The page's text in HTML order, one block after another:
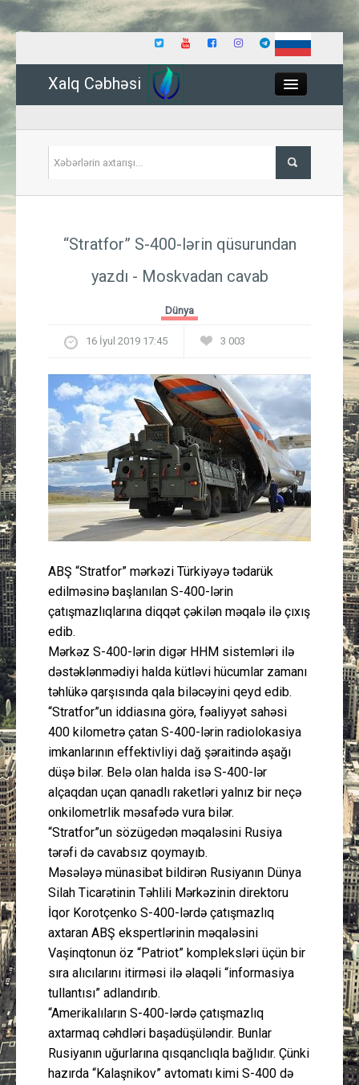
Xalq Cəbhəsi
İqtisadiyyat
Güney Azərbaycan
Mədəniyyət
Müsahibə
İdman
Layihə
Peşə etikası
Əlaqə
“Stratfor” S-400-lərin qüsurundan
yazdı - Moskvadan cavab
Dünya
16 İyul 2019 17:45 3 003
ABŞ “Stratfor” mərkəzi Türkiyəyə tədarük
edilməsinə başlanılan S-400-lərin
çatışmazlıqlarına diqqət çəkilən məqalə ilə çıxış
edib.
Mərkəz S-400-lərin digər HHM sistemləri ilə
dəstəklənmədiyi halda kütləvi hücumlar zamanı
təhlükə qarşısında qala biləcəyini qeyd edib.
“Stratfor”un iddiasına görə, fəaliyyət sahəsi
400 kilometrə çatan S-400-lərin radiolokasiya
imkanlarının effektivliyi dağ şəraitində aşağı
düşə bilər. Belə olan halda isə S-400-lər
alçaqdan uçan qanadlı raketləri yalnız bir neçə
onkilometrlik məsafədə vura bilər.
“Stratfor”un sözügedən məqaləsini Rusiya
tərəfi də cavabsız qoymayıb.
Məsələyə münasibət bildirən Rusiyanın Dünya
Silah Ticarətinin Təhlili Mərkəzinin direktoru
İqor Korotçenko S-400-lərdə çatışmazlıq
axtaran ABŞ ekspertlərinin məqaləsini
Vaşinqtonun öz “Patriot” kompleksləri üçün bir
sıra alıcılarını itirməsi ilə əlaqəli “informasiya
tullantısı” adlandırıb.
“Amerikalıların S-400-lərdə çatışmazlıq
axtarmaq cəhdləri başadüşüləndir. Bunlar
Rusiyanın uğurlarına qısqanclıqla bağlıdır. Çünki
hazırda “Kalaşnikov” avtomatı kimi S-400 də